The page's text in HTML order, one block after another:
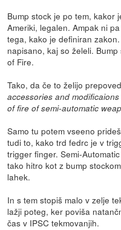
Bump stock je po tem, kakor
Ameriki, legalen. Ampak ni
tega, kako je definiran
napisano, kaj so želeli.
of Fire.
Tako, da če to želijo
accessories and
of fire of semi-automatic
Samo tu potem vseeno
tudi to, kako trd fedrc je v
trigger finger. Semi-
tako hitro kot z bump
lahek.
In s tem stopiš malo v zelje
lažji poteg, ker poviša
čas v IPSC tekmovanjih.